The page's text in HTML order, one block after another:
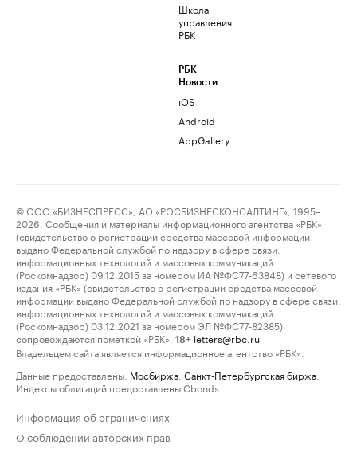
Школа
управления
РБК
РБК
Новости
iOS
Android
AppGallery
© ООО «БИЗНЕСПРЕСС», АО «РОСБИЗНЕСКОНСАЛТИНГ», 1995–
2026. Сообщения и материалы информационного агентства «РБК»
(свидетельство о регистрации средства массовой информации
выдано Федеральной службой по надзору в сфере связи,
информационных технологий и массовых коммуникаций
(Роскомнадзор) 09.12.2015 за номером ИА №ФС77-63848) и сетевого
издания «РБК» (свидетельство о регистрации средства массовой
информации выдано Федеральной службой по надзору в сфере связи,
информационных технологий и массовых коммуникаций
(Роскомнадзор) 03.12.2021 за номером ЭЛ №ФС77-82385)
сопровождаются пометкой «РБК».
18+ letters@rbc.ru
Владельцем сайта является информационное агентство «РБК».
Данные предоставлены: Мосбиржа Санкт-Петербургская биржа
Индексы облигаций предоставлены Cbonds.
Информация об ограничениях
О соблюдении авторских прав